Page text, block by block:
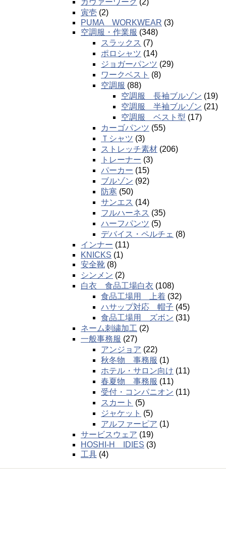
カヴァーワーク (2)
寅壱 (2)
PUMA WORKWEAR (3)
空調服・作業服 (348)
スラックス (7)
ポロシャツ (14)
ジョガーパンツ (29)
ワークベスト (8)
空調服 (88)
空調服 長袖ブルゾン (19)
空調服 半袖ブルゾン (21)
空調服 ベスト型 (17)
カーゴパンツ (55)
Ｔシャツ (3)
ストレッチ素材 (206)
トレーナー (3)
パーカー (15)
ブルゾン (92)
防寒 (50)
サンエス (14)
フルハーネス (35)
ハーフパンツ (5)
デバイス・ペルチェ (8)
インナー (11)
KNICKS (1)
安全靴 (8)
シンメン (2)
白衣 食品工場白衣 (108)
食品工場用 上着 (32)
ハサップ対応 帽子 (45)
食品工場用 ズボン (31)
ネーム刺繍加工 (2)
一般事務服 (27)
アンジョア (22)
秋冬物 事務服 (1)
ホテル・サロン向け (11)
春夏物 事務服 (11)
受付・コンパニオン (11)
スカート (5)
ジャケット (5)
アルファーピア (1)
サービスウェア (19)
HOSHI-H IDIES (3)
工具 (4)